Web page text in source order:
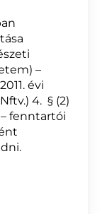
–
évi
4. § (2)
fenntartói